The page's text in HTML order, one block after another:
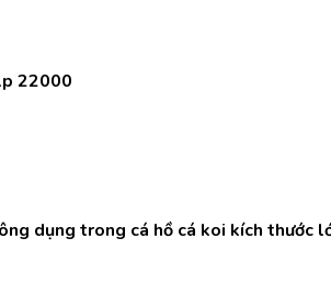
dụng trong cá hồ cá koi kích thước